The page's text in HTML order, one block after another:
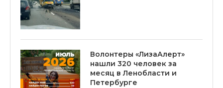
Волонтеры «ЛизаАлерт»
нашли 320 человек за
месяц в Ленобласти и
Петербурге